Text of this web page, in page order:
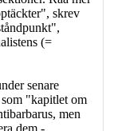
skrev
(=
senare
"kapitlet om
men
dem -